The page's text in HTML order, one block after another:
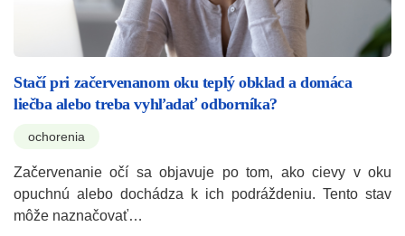
Stačí pri začervenanom oku teplý obklad a domáca
liečba alebo treba vyhľadať odborníka?
ochorenia
Začervenanie očí sa objavuje po tom, ako cievy v oku
opuchnú alebo dochádza k ich podráždeniu. Tento stav
môže naznačovať…